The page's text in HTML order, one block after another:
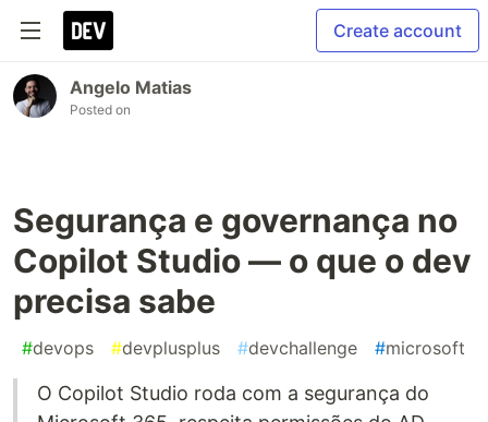
Create account
Angelo Matias
Posted on
Segurança e governança no
Copilot Studio — o que o dev
precisa sabe
#devops #devplusplus #devchallenge #microsoft
O Copilot Studio roda com a segurança do